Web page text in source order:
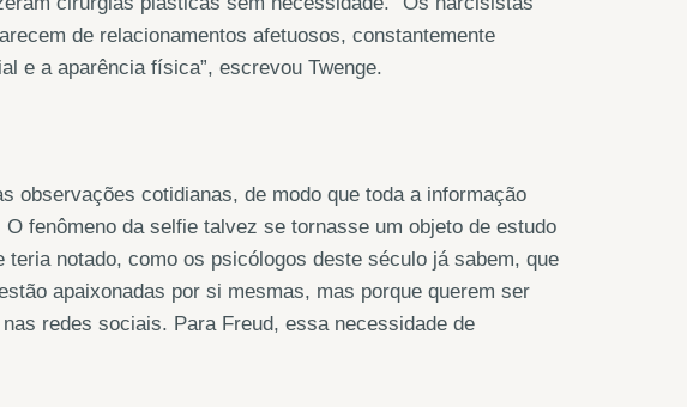
de relacionamentos afetuosos, constantemente
e a aparência física”, escrevou Twenge.
observações cotidianas, de modo que toda a informação
fenômeno da selfie talvez se tornasse um objeto de estudo
notado, como os psicólogos deste século já sabem, que
apaixonadas por si mesmas, mas porque querem ser
redes sociais. Para Freud, essa necessidade de